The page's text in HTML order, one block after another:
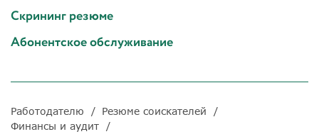
Скрининг резюме
Абонентское обслуживание
Работодателю
Резюме соискателей
Финансы и аудит